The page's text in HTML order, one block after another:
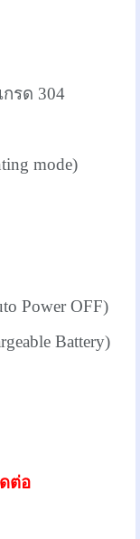
รด 304
mode)
Power OFF)
Battery)
ต่อ